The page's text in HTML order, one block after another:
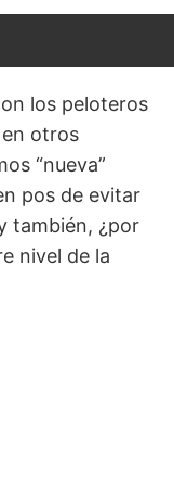
los peloteros
otros
“nueva”
pos de evitar
también, ¿por
nivel de la